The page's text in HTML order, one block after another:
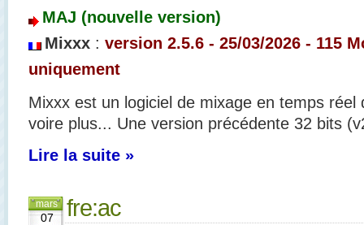
MAJ (nouvelle version)
Mixxx : version 2.5.6 - 25/03/2026 - 115
uniquement
Mixxx est un logiciel de mixage en temps
voire plus... Une version précédente 32 bits
Lire la suite »
mars
07
fre:ac